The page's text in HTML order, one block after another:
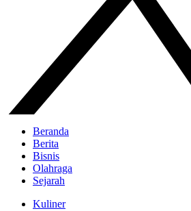
Beranda
Berita
Bisnis
Olahraga
Sejarah
Kuliner